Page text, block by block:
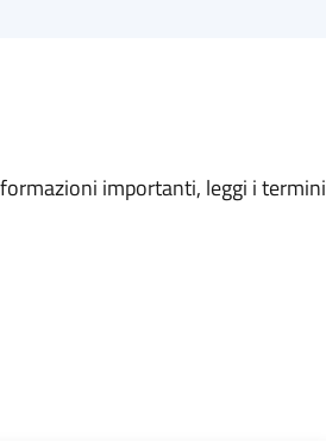
importanti, leggi i termini